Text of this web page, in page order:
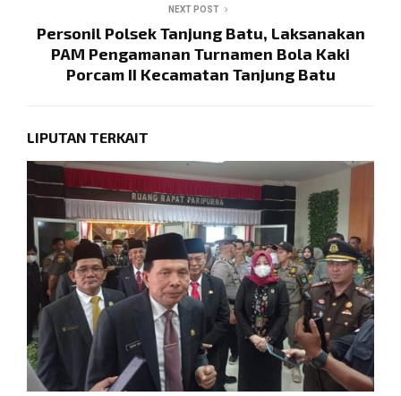
NEXT POST
Personil Polsek Tanjung Batu, Laksanakan
PAM Pengamanan Turnamen Bola Kaki
Porcam II Kecamatan Tanjung Batu
LIPUTAN TERKAIT